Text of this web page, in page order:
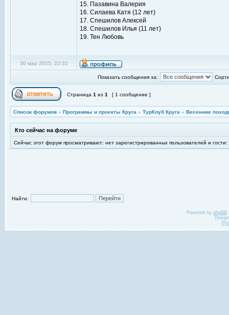
15. Пазавина Валерия
16. Силаева Катя (12 лет)
17. Спешилов Алексей
18. Спешилов Илья (11 лет)
19. Тен Любовь
30 мар 2025, 22:31
Показать сообщения за:
Страница 1 из 1 [ 1 сообщение ]
Список форумов » Программы и проекты Круга » ТурКлуб Круга » Весенние
Кто сейчас на форуме
Сейчас этот форум просматривают: нет зарегистрированных пользователей и гости:
Найти:
Powered by phpBB